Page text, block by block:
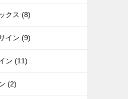
クス (8)
イン (9)
ン (11)
(2)